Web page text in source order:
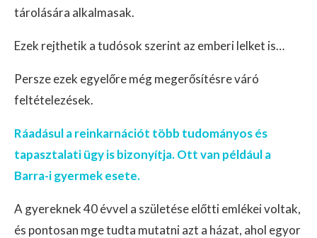
tárolására alkalmasak.
Ezek rejthetik a tudósok szerint az emberi lelket is…
Persze ezek egyelőre még megerősítésre váró
feltételezések.
Ráadásul a reinkarnációt több tudományos és
tapasztalati ügy is bizonyítja. Ott van például a
Barra-i gyermek esete.
A gyereknek 40 évvel a születése előtti emlékei voltak,
és pontosan mge tudta mutatni azt a házat, ahol egyor